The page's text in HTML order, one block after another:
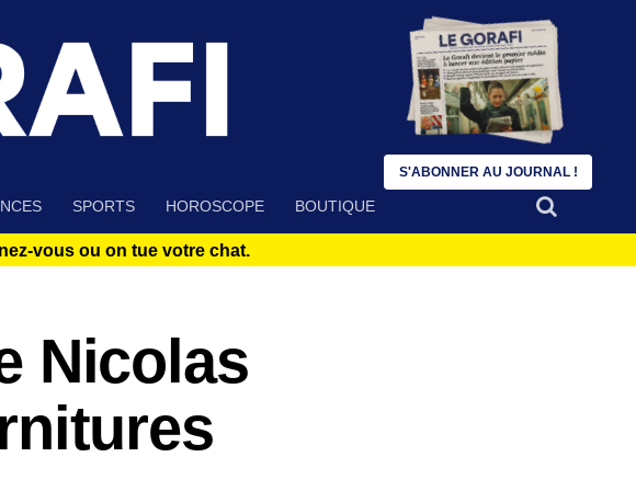
SPORTS HOROSCOPE BOUTIQUE
vous ou on tue votre chat.
Nicolas
S'ABONNER AU JOURNAL !